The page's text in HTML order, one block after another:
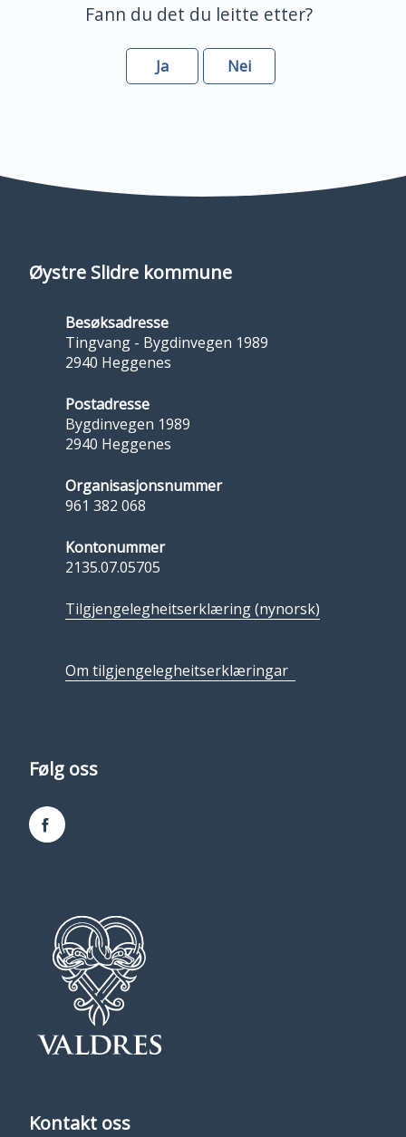
Fann du det du leitte etter?
Ja Nei
Øystre Slidre kommune
Besøksadresse
Tingvang - Bygdinvegen 1989
2940 Heggenes
Postadresse
Bygdinvegen 1989
2940 Heggenes
Organisasjonsnummer
961 382 068
Kontonummer
2135.07.05705
Tilgjengelegheitserklæring (nynorsk)
Om tilgjengelegheitserklæringar
Følg oss
Facebook
Kontakt oss